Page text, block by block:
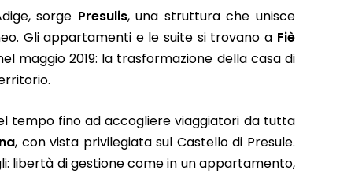
sorge Presulis, una struttura che unisce
Gli appartamenti e le suite si trovano a Fiè
maggio 2019: la trasformazione della casa di
tempo fino ad accogliere viaggiatori da tutta
, con vista privilegiata sul Castello di Presule.
libertà di gestione come in un appartamento,